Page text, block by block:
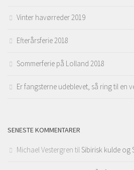
Vinter havørreder 2019
Efterårsferie 2018
Sommerferie på Lolland 2018
Er fangsterne udeblevet, så ring til en
SENESTE KOMMENTARER
Michael Vestergren til Sibirisk kulde og